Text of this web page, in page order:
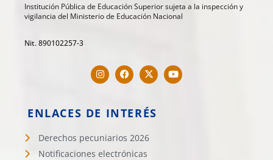
Institución Pública de Educación Superior sujeta a la inspección y
vigilancia del Ministerio de Educación Nacional
Nit. 890102257-3
ENLACES DE INTERÉS
Derechos pecuniarios 2026
Notificaciones electrónicas